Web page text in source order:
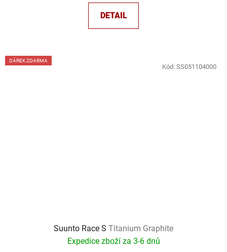
DETAIL
DÁREK ZDARMA
Suunto Race S Titanium Graphite
Expedice zboží za 3-6 dnů
Kód: SS051104000